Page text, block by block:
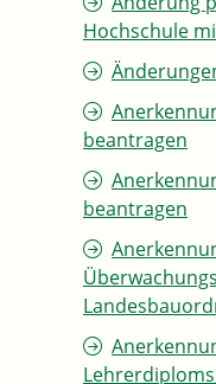
Hochschule
beantragen
beantragen